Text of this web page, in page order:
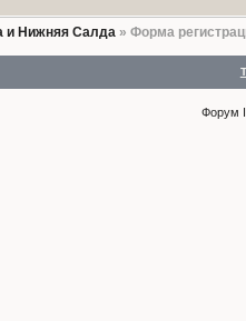
и Нижняя Салда» Форма
Форум